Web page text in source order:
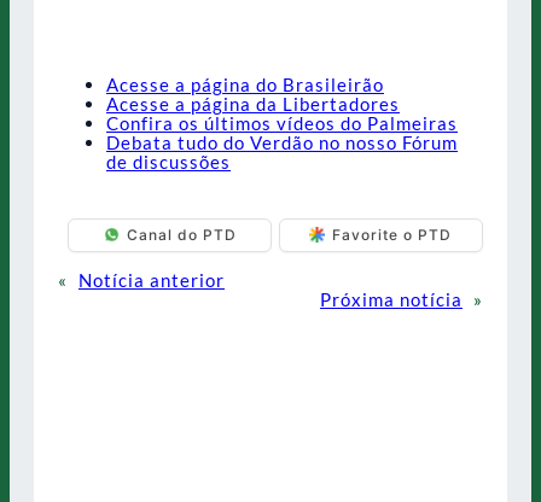
Acesse a página do Brasileirão
Acesse a página da Libertadores
Confira os últimos vídeos do Palmeiras
Debata tudo do Verdão no nosso Fórum
de discussões
Canal do PTD Favorite o PTD
«
Notícia anterior
Próxima notícia
»